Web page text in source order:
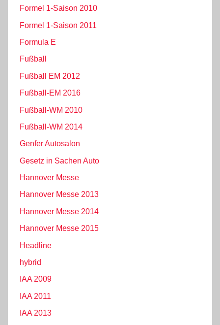
Formel 1-Saison 2010
Formel 1-Saison 2011
Formula E
Fußball
Fußball EM 2012
Fußball-EM 2016
Fußball-WM 2010
Fußball-WM 2014
Genfer Autosalon
Gesetz in Sachen Auto
Hannover Messe
Hannover Messe 2013
Hannover Messe 2014
Hannover Messe 2015
Headline
hybrid
IAA 2009
IAA 2011
IAA 2013